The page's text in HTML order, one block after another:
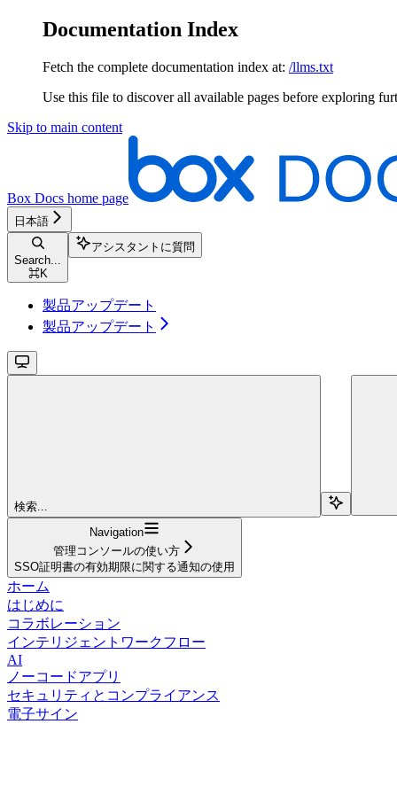
Documentation Index
Fetch the complete documentation index at: /llms.txt
Use this file to discover all available pages before exploring
Skip to main content
Box Docs home page
日本語
Search...
⌘K
アシスタントに質問
製品アップデート
製品アップデート
検索...
Navigation
管理コンソールの使い方
SSO証明書の有効期限に関する通知の使用
ホーム
はじめに
コラボレーション
インテリジェントワークフロー
AI
ノーコードアプリ
セキュリティとコンプライアンス
電子サイン